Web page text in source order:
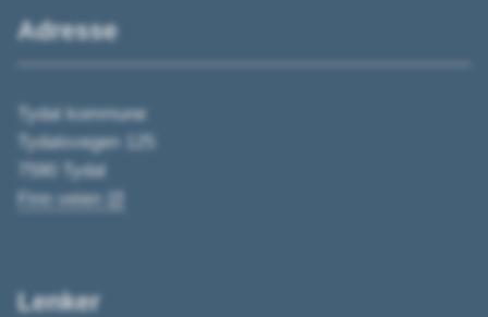
Adresse
Tydal kommune
Tydalsvegen 125
7590 Tydal
Finn veien
Lenker